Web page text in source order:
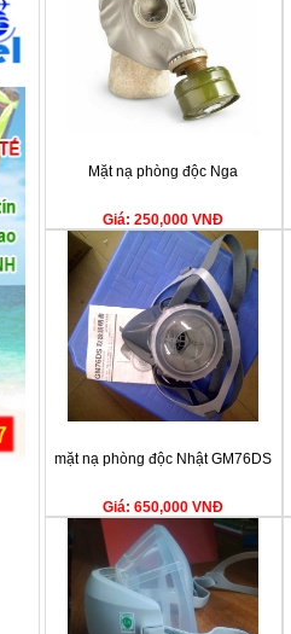
Mặt nạ phòng độc Nga
Giá: 250,000 VNĐ
mặt nạ phòng độc Nhật GM76DS
Giá: 650,000 VNĐ